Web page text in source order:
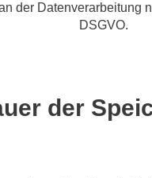
der Datenverarbeitung
DSGVO.
der